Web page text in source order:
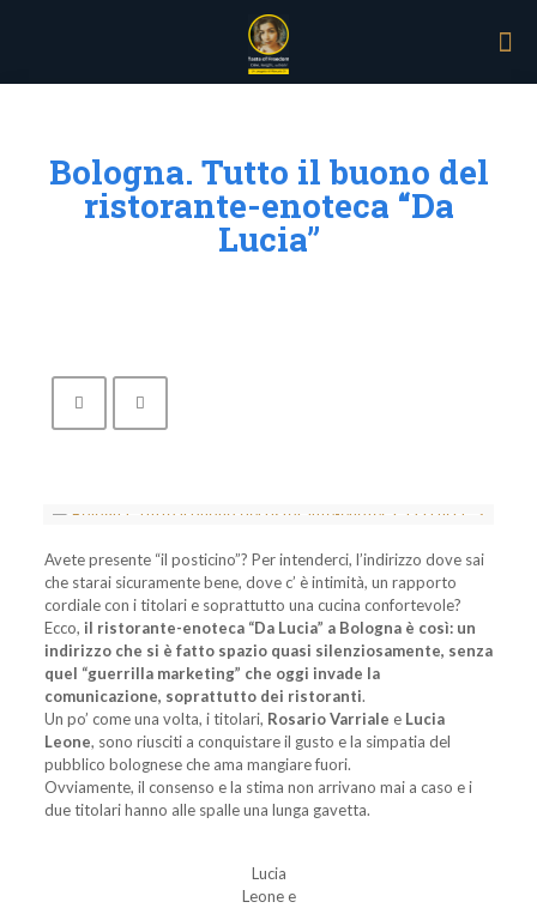
Bologna. Tutto il buono del
ristorante-enoteca “Da
Lucia”
Avete presente “il posticino”? Per intenderci, l’indirizzo dove sai
che starai sicuramente bene, dove c’ è intimità, un rapporto
cordiale con i titolari e soprattutto una cucina confortevole?
Ecco, il ristorante-enoteca “Da Lucia” a Bologna è così: un
indirizzo che si è fatto spazio quasi silenziosamente, senza
quel “guerrilla marketing” che oggi invade la
comunicazione, soprattutto dei ristoranti.
Un po’ come una volta, i titolari, Rosario Varriale e Lucia
Leone, sono riusciti a conquistare il gusto e la simpatia del
pubblico bolognese che ama mangiare fuori.
Ovviamente, il consenso e la stima non arrivano mai a caso e i
due titolari hanno alle spalle una lunga gavetta.
Lucia
Leone e